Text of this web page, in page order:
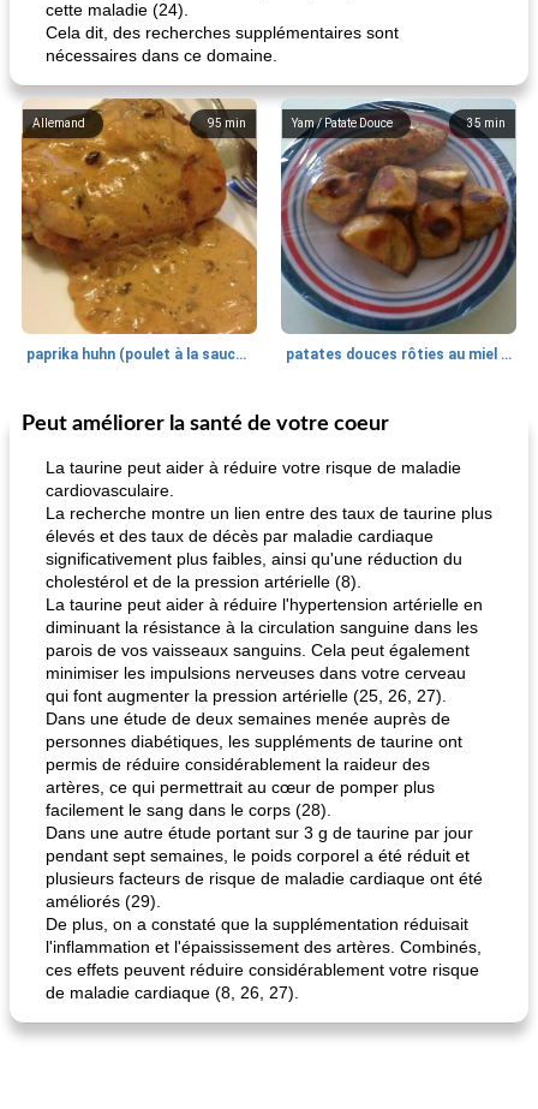
cette maladie (24).
Cela dit, des recherches supplémentaires sont
nécessaires dans ce domaine.
95 min
Allemand
paprika huhn (poulet à la sauce paprika).
35 min
Yam / Patate Douce
patates douces rôties au miel / kumara
25min
Petit déjeuner et brunch
quinoa petit déjeuner méditerranéen
Viande et volaille
Peut améliorer la santé de votre coeur
La taurine peut aider à réduire votre risque de maladie
cardiovasculaire.
La recherche montre un lien entre des taux de taurine plus
élevés et des taux de décès par maladie cardiaque
significativement plus faibles, ainsi qu'une réduction du
cholestérol et de la pression artérielle (8).
La taurine peut aider à réduire l'hypertension artérielle en
diminuant la résistance à la circulation sanguine dans les
parois de vos vaisseaux sanguins. Cela peut également
minimiser les impulsions nerveuses dans votre cerveau
qui font augmenter la pression artérielle (25, 26, 27).
Dans une étude de deux semaines menée auprès de
personnes diabétiques, les suppléments de taurine ont
permis de réduire considérablement la raideur des
artères, ce qui permettrait au cœur de pomper plus
facilement le sang dans le corps (28).
Dans une autre étude portant sur 3 g de taurine par jour
pendant sept semaines, le poids corporel a été réduit et
plusieurs facteurs de risque de maladie cardiaque ont été
améliorés (29).
De plus, on a constaté que la supplémentation réduisait
l'inflammation et l'épaississement des artères. Combinés,
ces effets peuvent réduire considérablement votre risque
de maladie cardiaque (8, 26, 27).